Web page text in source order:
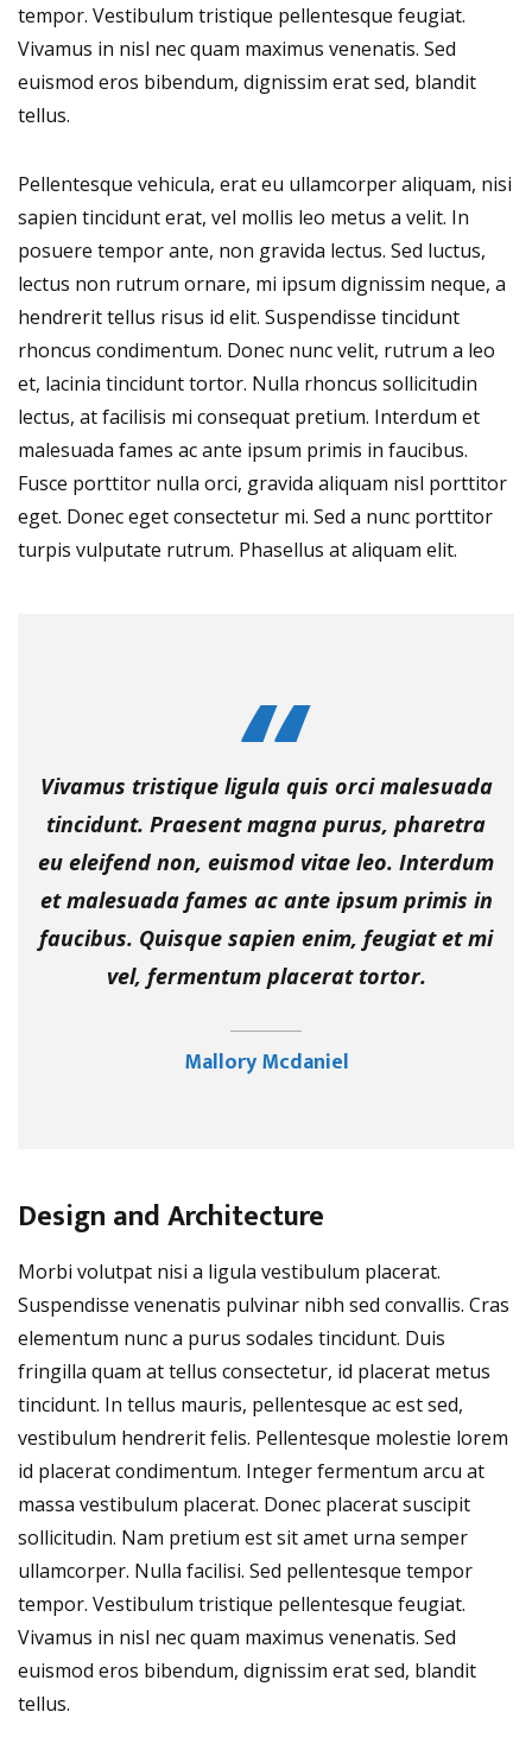
tempor. Vestibulum tristique pellentesque feugiat.
Vivamus in nisl nec quam maximus venenatis. Sed
euismod eros bibendum, dignissim erat sed, blandit
tellus.
Pellentesque vehicula, erat eu ullamcorper aliquam, nisi
sapien tincidunt erat, vel mollis leo metus a velit. In
posuere tempor ante, non gravida lectus. Sed luctus,
lectus non rutrum ornare, mi ipsum dignissim neque, a
hendrerit tellus risus id elit. Suspendisse tincidunt
rhoncus condimentum. Donec nunc velit, rutrum a leo
et, lacinia tincidunt tortor. Nulla rhoncus sollicitudin
lectus, at facilisis mi consequat pretium. Interdum et
malesuada fames ac ante ipsum primis in faucibus.
Fusce porttitor nulla orci, gravida aliquam nisl porttitor
eget. Donec eget consectetur mi. Sed a nunc porttitor
turpis vulputate rutrum. Phasellus at aliquam elit.
Vivamus tristique ligula quis orci malesuada
tincidunt. Praesent magna purus, pharetra
eu eleifend non, euismod vitae leo. Interdum
et malesuada fames ac ante ipsum primis in
faucibus. Quisque sapien enim, feugiat et mi
vel, fermentum placerat tortor.
Mallory Mcdaniel
Design and Architecture
Morbi volutpat nisi a ligula vestibulum placerat.
Suspendisse venenatis pulvinar nibh sed convallis. Cras
elementum nunc a purus sodales tincidunt. Duis
fringilla quam at tellus consectetur, id placerat metus
tincidunt. In tellus mauris, pellentesque ac est sed,
vestibulum hendrerit felis. Pellentesque molestie lorem
id placerat condimentum. Integer fermentum arcu at
massa vestibulum placerat. Donec placerat suscipit
sollicitudin. Nam pretium est sit amet urna semper
ullamcorper. Nulla facilisi. Sed pellentesque tempor
tempor. Vestibulum tristique pellentesque feugiat.
Vivamus in nisl nec quam maximus venenatis. Sed
euismod eros bibendum, dignissim erat sed, blandit
tellus.